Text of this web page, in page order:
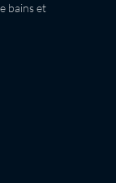
bains et